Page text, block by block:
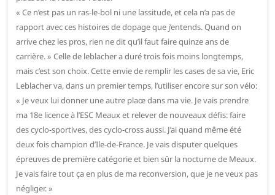
« Ce n’est pas un ras-le-bol ni une lassitude, et cela n’a pas de
rapport avec ces histoires de dopage que j’entends. Quand on
arrive chez les pros, rien ne dit qu’il faut faire quinze ans de
carrière. » Celle de leblacher a duré trois fois moins longtemps,
mais c’est son choix. Cette envie de remplir les cases de sa vie, Eric
Leblacher va, dans un premier temps, l’utiliser encore sur son vélo:
« Je veux lui donner une autre plaœ dans ma vie. Je vais prendre
ma 18e licence à l’ESC Meaux et relever de nouveaux défis: faire
des cyclo-sportives, des cyclo-cross aussi. J’ai quand même été
deux fois champion d’Ile-de-France. Je vais disputer quelques
épreuves de première catégorie et bien sûr la nocturne de Meaux.
Je vais faire tout ça en plus de ma reconversion, que je ne veux pas
négliger. »